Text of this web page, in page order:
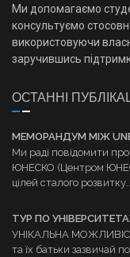
Ми допомагаємо
консультуємо
використовуючи
заручившись
ОСТАННІ
МЕМОРАНДУМ МІЖ
Ми раді повідомити
ЮНЕСКО (Центром
цілей сталого
ТУР ПО
УНІКАЛЬНА
та їх батьки зазвичай